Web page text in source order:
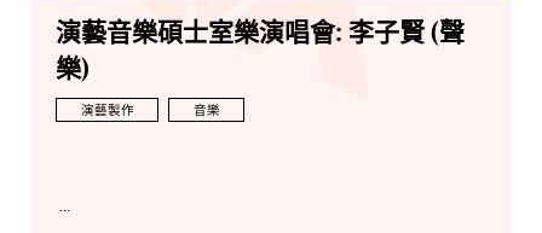
演藝音樂碩士室樂演唱會: 李子賢 (聲
樂)
演藝製作 音樂